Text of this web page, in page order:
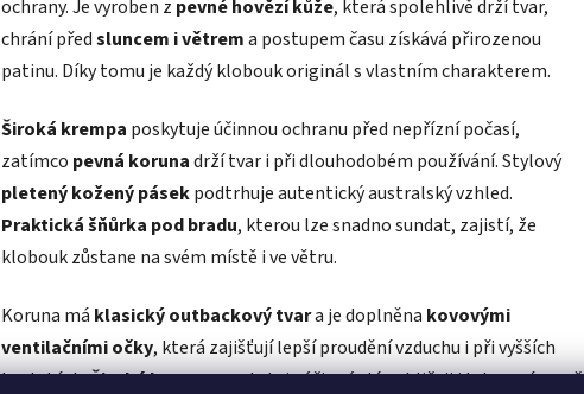
ochrany. Je vyroben z pevné hovězí kůže, která spolehlivě drží tvar,
chrání předsluncem i větrema postupem času získává přirozenou
patinu. Díky tomu je každý klobouk originál s vlastním charakterem.
Široká krempa poskytuje účinnou ochranu před nepřízní počasí,
zatímco pevná korunadrží tvar i při dlouhodobém používání. Stylový
pletený kožený pásekpodtrhuje autentický australský vzhled.
Praktická šňůrka pod bradu, kterou lze snadno sundat, zajistí, že
klobouk zůstane na svém místě i ve větru.
Koruna má klasický outbackový tvara je doplněna kovovými
ventilačními očky, která zajišťují lepší proudění vzduchu i při vyšších
teplotách.Široká krempaposkytuje účinný stín obličeji i krku a zároveň